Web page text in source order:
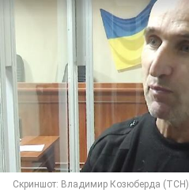
Скриншот: Владимир Козюберда (ТСН)